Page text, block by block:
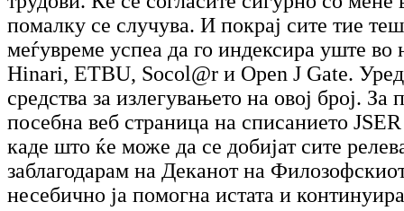
помалку се случува. И покрај сите тие
меѓувреме успеа дa го индексира уште
Hinari, ETBU, Socol@r и Open J Gate.
средства за излегувањето на овој број.
посебна веб страница на списанието
каде што ќе може да се добијат сите
заблагодарам на Деканот на
несебично ја помогна истата и